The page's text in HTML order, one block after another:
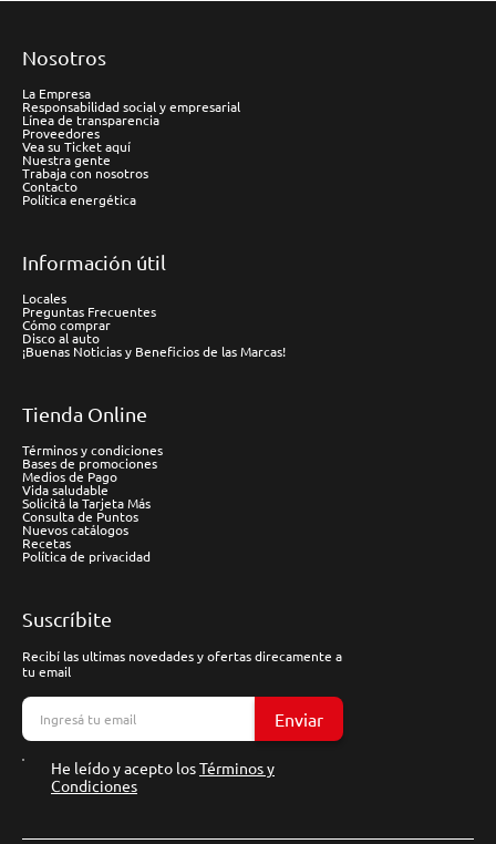
Nosotros
La Empresa
Responsabilidad social y empresarial
Línea de transparencia
Proveedores
Vea su Ticket aquí
Nuestra gente
Trabaja con nosotros
Contacto
Política energética
Información útil
Locales
Preguntas Frecuentes
Cómo comprar
Disco al auto
¡Buenas Noticias y Beneficios de las Marcas!
Tienda Online
Términos y condiciones
Bases de promociones
Medios de Pago
Vida saludable
Solicitá la Tarjeta Más
Consulta de Puntos
Nuevos catálogos
Recetas
Política de privacidad
Suscríbite
Recibí las ultimas novedades y ofertas direcamente a
tu email
Enviar
He leído y acepto losTérminos y
Condiciones